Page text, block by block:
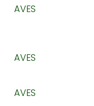
AVES
AVES
AVES